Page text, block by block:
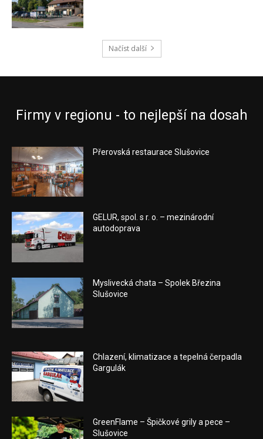
Načíst další
Firmy v regionu - to nejlepší na dosah
Přerovská restaurace Slušovice
GELUR, spol. s r. o. – mezinárodní
autodoprava
Myslivecká chata – Spolek Březina
Slušovice
Chlazení, klimatizace a tepelná čerpadla
Gargulák
GreenFlame – Špičkové grily a pece –
Slušovice